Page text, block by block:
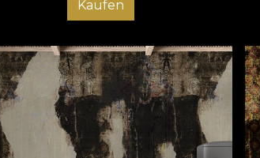
Kaufen